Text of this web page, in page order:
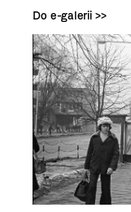
Do e-galerii >>